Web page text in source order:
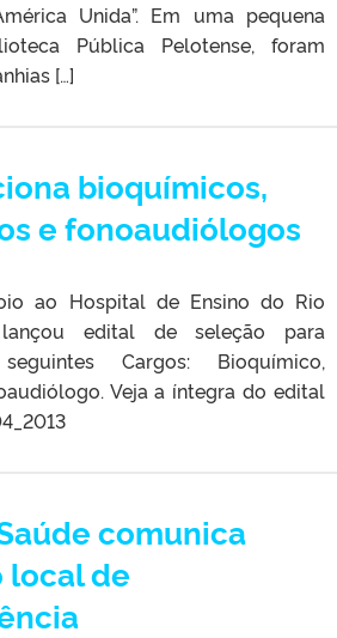
Unida”. Em uma pequena
Pública Pelotense, foram
[…]
bioquímicos,
e fonoaudiólogos
ao Hospital de Ensino do Rio
lançou edital de seleção para
Cargos: Bioquímico,
Veja a íntegra do edital
comunica
local de